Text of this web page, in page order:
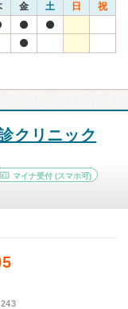
金 土 日 祝
クリニック
マイナ受付 (スマホ可)
243